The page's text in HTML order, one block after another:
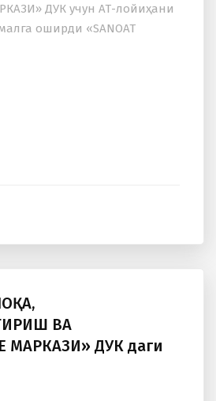
ДУК учун АТ-лойиҳани
оширди «SANOAT
ВА
МАРКАЗИ» ДУК даги